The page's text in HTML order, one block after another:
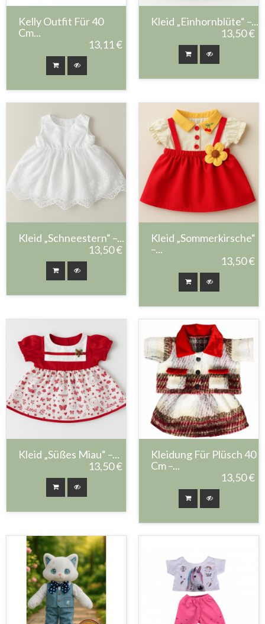
Kelly Outfit Für 40
Cm...
13,11 €
Kleid „Einhornblüte“ –...
13,50 €
Kleid „Schneestern“ –...
13,50 €
Kleid „Sommerkirsche“
–...
13,50 €
Kleid „Süßes Miau“ –...
13,50 €
Kleidung Für Plüsch 40
Cm –...
13,50 €